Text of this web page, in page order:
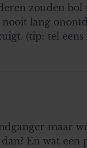
zouden bol
lang
(tip: tel
maar
En wat een